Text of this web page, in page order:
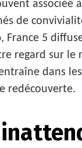
de
France 5
regard sur le
dans
redécouverte.